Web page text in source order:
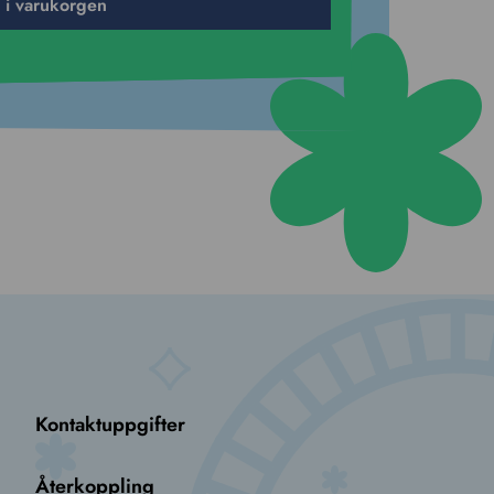
varukorgen
Kontaktuppgifter
Återkoppling